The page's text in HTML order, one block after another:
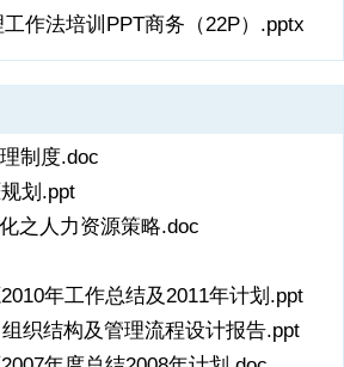
复盘的要求闭关开会统站位充分讨论案
复盘团队的认知升级，往往来复盘OKR复
化问题，往往很有效步骤问题第步，复盘季
定是否合理？KR优先级是否需要调整？设
标的
成，进OKR界，点击右上“复盘”按键在线编
3个关键动作!#$%&()*+,-
、天天练季度OKR周报报季度标
想汽的CFR不是简单的数字标、单向刚性
是强调持续共创、对LSA和OKR深度复盘、
酬OKR 标和关键结果CFR 沟通 反馈 认可
效、薪酬刚性绑定更好的选择 标、绩效、薪
中找到适度平衡事成回报经验6：彻底共创
出了What（数字）实践：理想汽OKR的设
，都是经过充分共识，充分共创的。共创给
续对OKR负责认知：要想取得好的效果，必
，我们对OKR系统的运营效果活来考察。
始于2018年7，迄今已经有30个，公司所有
。OKR的运营观像运营个产品样运营OKR
饭必须好吃才值得吆喝）-产品不好，运营
：每天5分钟，每都可以实践OKR精神，做
取质（只要跑起来，轮然会圆）-先做起
早做早完善。并没有完善的教程，家是互相
代替静
盘，优先推动相对频的事项榜样（虚荣）
的个与团队，请他们现身说法数据（）保
会带动企业级和级部OKR的质量的每周回
运营团队的要求简单，但不容易必须懂业
运营产品 对数据敏感，但不被数据驱动 必
不对认知：运权和资源去推动OKR是相对来
持久认知：通过信任，使家受益，重构信息
确的事信息资源组织架构权信息资源理想汽
持续运营彻底共创在线系统CFR关注成设
周报+报把程看不，但处不在的武器企业化
第位为户提供更安全、更便捷、更精致的产
营，持续升级我们的产品和服务，与户形成
式解决所有问题
组织、升级。What-我们如何理解OKR？
帮助我们更好的实践OKR发展史希望我们也
动跨部协作，基于共同标很容易协作（在
共同的OKR）战略落地：战略落地具-战略
年度OKR信息共享：异步通讯具-通过OKR
就知道任何个同事和部的中期和短期要事，
透明度和坦诚度不断提升OKR把理想汽结成
季度OKR周报报企业战略企业OKR部OKR
期战略使命愿景每名员OKR改变组织通过改
组织架构权信息资源推动组织从深井向状，
改变信息结构的超越OKR2018年现状第步
What协同：OKR x 共创 How+What协
PPT.pptx
享（28P PPT）.ppt
19P PPT）.pptx
）（37P）.pptx
）.pptx
（39P）.pptx